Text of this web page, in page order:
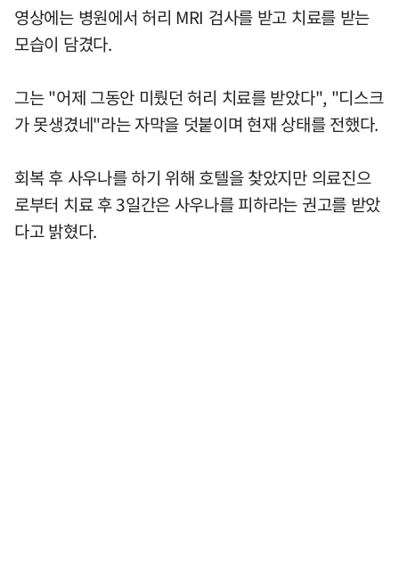
영상에는 병원에서 허리 MRI 검사를 받고 치료를 받는
모습이 담겼다.
그는 "어제 그동안 미뤘던 허리 치료를 받았다", "디스크
가 못생겼네"라는 자막을 덧붙이며 현재 상태를 전했다.
회복 후 사우나를 하기 위해 호텔을 찾았지만 의료진으
로부터 치료 후 3일간은 사우나를 피하라는 권고를 받았
다고 밝혔다.